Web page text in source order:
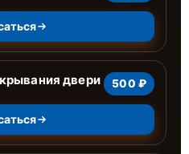
двери 500 ₽